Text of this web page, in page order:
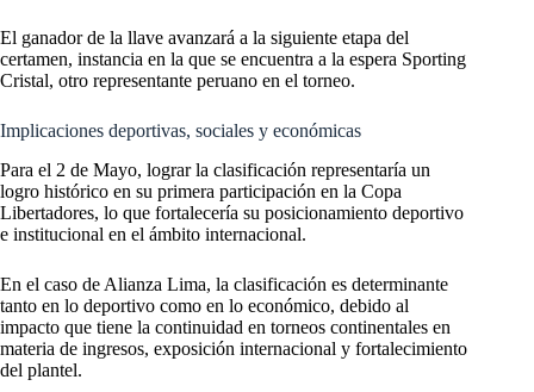
El ganador de la llave avanzará a la siguiente etapa del
certamen, instancia en la que se encuentra a la espera Sporting
Cristal, otro representante peruano en el torneo.
Implicaciones deportivas, sociales y económicas
Para el 2 de Mayo, lograr la clasificación representaría un
logro histórico en su primera participación en la Copa
Libertadores, lo que fortalecería su posicionamiento deportivo
e institucional en el ámbito internacional.
En el caso de Alianza Lima, la clasificación es determinante
tanto en lo deportivo como en lo económico, debido al
impacto que tiene la continuidad en torneos continentales en
materia de ingresos, exposición internacional y fortalecimiento
del plantel.